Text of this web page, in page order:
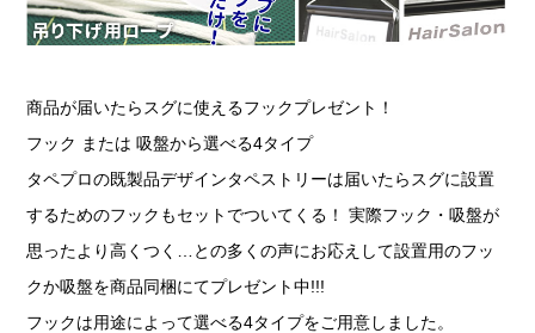
商品が届いたらスグに使えるフックプレゼント！
フック または 吸盤から選べる4タイプ
タペプロの既製品デザインタペストリーは届いたらスグに設置
するためのフックもセットでついてくる！ 実際フック・吸盤が
思ったより高くつく…との多くの声にお応えして設置用のフッ
クか吸盤を商品同梱にてプレゼント中!!!
フックは用途によって選べる4タイプをご用意しました。